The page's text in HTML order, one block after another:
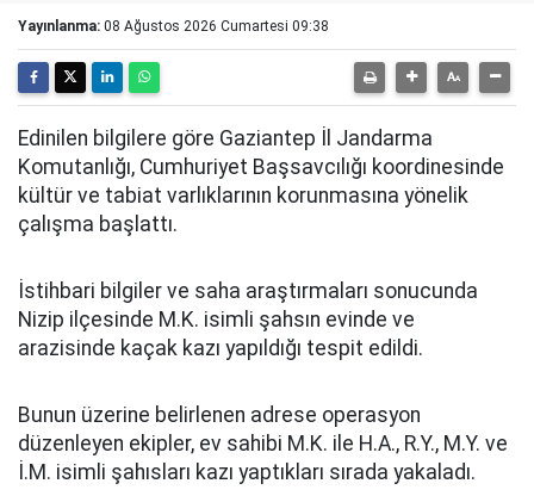
Yayınlanma: 08 Ağustos 2026 Cumartesi 09:38
Edinilen bilgilere göre Gaziantep İl Jandarma
Komutanlığı, Cumhuriyet Başsavcılığı koordinesinde
kültür ve tabiat varlıklarının korunmasına yönelik
çalışma başlattı.
İstihbari bilgiler ve saha araştırmaları sonucunda
Nizip ilçesinde M.K. isimli şahsın evinde ve
arazisinde kaçak kazı yapıldığı tespit edildi.
Bunun üzerine belirlenen adrese operasyon
düzenleyen ekipler, ev sahibi M.K. ile H.A., R.Y., M.Y. ve
İ.M. isimli şahısları kazı yaptıkları sırada yakaladı.